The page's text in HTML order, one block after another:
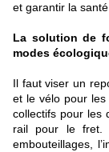
et garantir la
La solution de
modes
Il faut viser un
et le vélo pour
collectifs pour les
rail pour le fret.
embouteillages,